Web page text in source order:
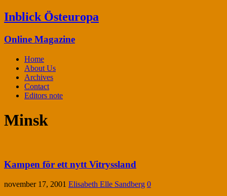
Inblick Östeuropa
Online Magazine
Home
About Us
Archives
Contact
Editors note
Minsk
Kampen för ett nytt Vitryssland
november 17, 2001 Elisabeth Elle Sandberg 0